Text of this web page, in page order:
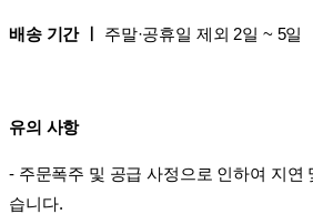
배송 기간 ㅣ 주말·공휴일 제외 2일 ~ 5일
유의 사항
- 주문폭주 및 공급 사정으로 인하여 지연
습니다.